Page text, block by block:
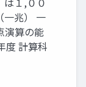
一兆） 一
演算の能
度 計算科